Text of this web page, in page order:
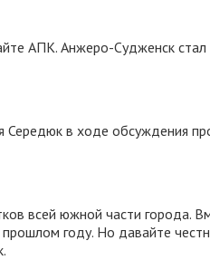
АПК. Анжеро-Судженск
Середюк в ходе обсуждения
всей южной части города.
прошлом году. Но давайте